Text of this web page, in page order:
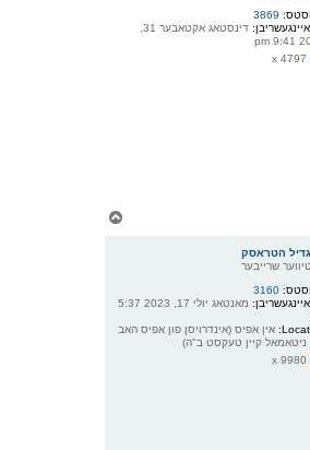
3869
איינגעשריבן:
2023
הטראסק
שרייבער
3160
מאנטאג יולי 17, 2023 5:37
אין אפיס (אינדרויסן פון אפיס האב
ניטאמאל קיין טעקסט ב"ה)